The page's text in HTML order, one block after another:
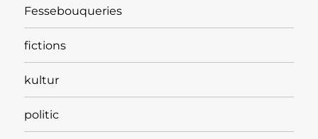
Fessebouqueries
fictions
kultur
politic